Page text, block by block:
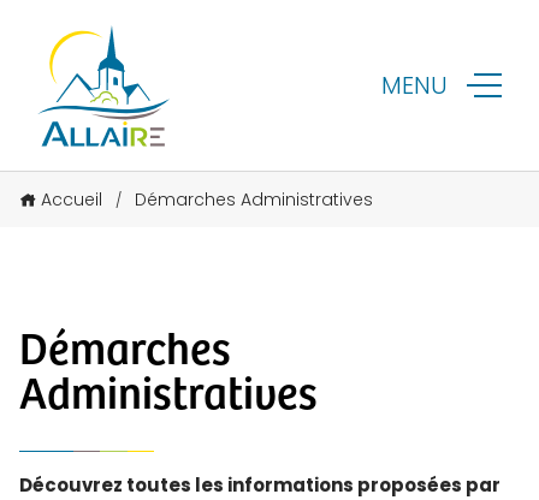
MENU
Accueil / Démarches Administratives
Démarches
Administratives
Découvrez toutes les informations proposées par